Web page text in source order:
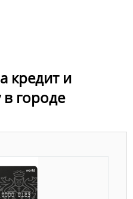
кредит и
в городе